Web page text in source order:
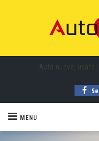
Auto nuove, usate,
Trova la tua auto tra
MENU